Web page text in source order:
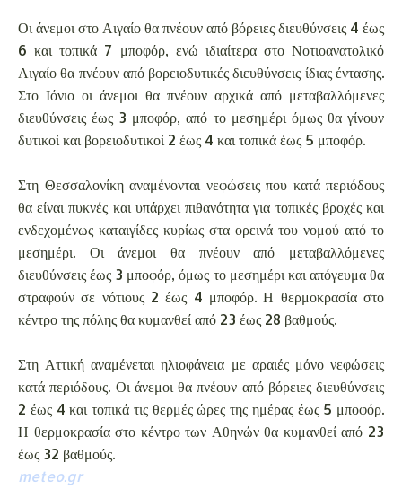
Οι άνεμοι στο Αιγαίο θα πνέουν από βόρειες διευθύνσεις 4 έως
6 και τοπικά 7 μποφόρ, ενώ ιδιαίτερα στο Νοτιοανατολικό
Αιγαίο θα πνέουν από βορειοδυτικές διευθύνσεις ίδιας έντασης.
Στο Ιόνιο οι άνεμοι θα πνέουν αρχικά από μεταβαλλόμενες
διευθύνσεις έως 3 μποφόρ, από το μεσημέρι όμως θα γίνουν
δυτικοί και βορειοδυτικοί 2 έως 4 και τοπικά έως 5 μποφόρ.
Στη Θεσσαλονίκη αναμένονται νεφώσεις που κατά περιόδους
θα είναι πυκνές και υπάρχει πιθανότητα για τοπικές βροχές και
ενδεχομένως καταιγίδες κυρίως στα ορεινά του νομού από το
μεσημέρι. Οι άνεμοι θα πνέουν από μεταβαλλόμενες
διευθύνσεις έως 3 μποφόρ, όμως το μεσημέρι και απόγευμα θα
στραφούν σε νότιους 2 έως 4 μποφόρ. Η θερμοκρασία στο
κέντρο της πόλης θα κυμανθεί από 23 έως 28 βαθμούς.
Στη Αττική αναμένεται ηλιοφάνεια με αραιές μόνο νεφώσεις
κατά περιόδους. Οι άνεμοι θα πνέουν από βόρειες διευθύνσεις
2 έως 4 και τοπικά τις θερμές ώρες της ημέρας έως 5 μποφόρ.
Η θερμοκρασία στο κέντρο των Αθηνών θα κυμανθεί από 23
έως 32 βαθμούς.
meteo.gr